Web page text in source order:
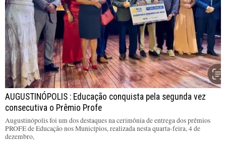
AUGUSTINÓPOLIS : Educação conquista pela segunda vez
consecutiva o Prêmio Profe
Augustinópolis foi um dos destaques na cerimônia de entrega dos prêmios
PROFE de Educação nos Municípios, realizada nesta quarta-feira, 4 de
dezembro,